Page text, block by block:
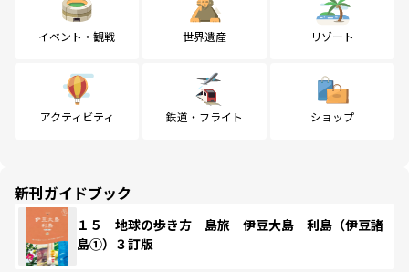
イベント・観戦 世界遺産 リゾート
アクティビティ 鉄道・フライト ショップ
新刊ガイドブック
１５ 地球の歩き方 島旅 伊豆大島 利島（伊豆諸
島①）３訂版